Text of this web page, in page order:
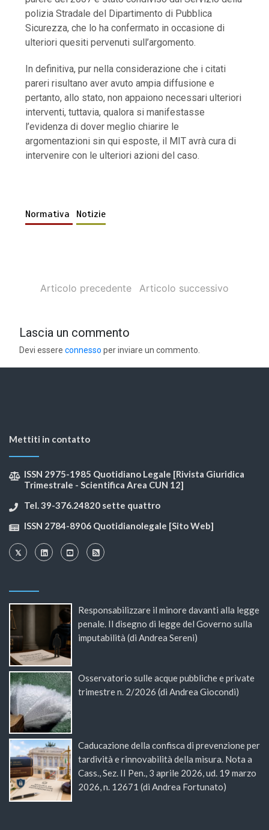
polizia Stradale del Dipartimento di Pubblica
Sicurezza, che lo ha confermato in occasione di
ulteriori quesiti pervenuti sull’argomento.
In definitiva, pur nella considerazione che i citati
pareri risultano aver avuto ampia diffusione e
pertanto, allo stato, non appaiono necessari ulteriori
interventi, tuttavia, qualora si manifestasse
l’evidenza di dover meglio chiarire le
argomentazioni sin qui esposte, il MIT avrà cura di
intervenire con le ulteriori azioni del caso.
Normativa Notizie
Articolo precedente Articolo successivo
Lascia un commento
Devi essereconnesso per inviare un commento.
Mettiti in contatto
ISSN 2975-1985 Quotidiano Legale [Rivista Giuridica
Trimestrale - Scientifica Area CUN 12]
Tel. 39-376.24820 sette quattro
ISSN 2784-8906 Quotidianolegale [Sito Web]
Responsabilizzare il minore davanti alla legge
penale. Il disegno di legge del Governo sulla
imputabilità (di Andrea Sereni)
Osservatorio sulle acque pubbliche e private
trimestre n. 2/2026 (di Andrea Giocondi)
Caducazione della confisca di prevenzione per
tardività e rinnovabilità della misura. Nota a
Cass., Sez. II Pen., 3 aprile 2026, ud. 19 marzo
2026, n. 12671 (di Andrea Fortunato)